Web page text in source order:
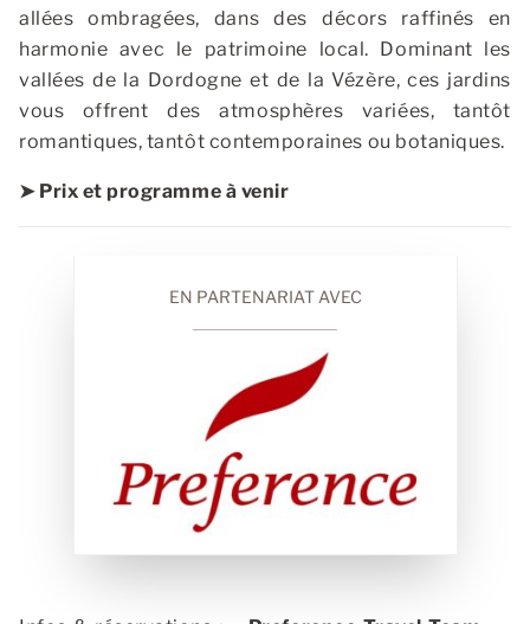
allées ombragées, dans des décors raffinés en
harmonie avec le patrimoine local. Dominant les
vallées de la Dordogne et de la Vézère, ces jardins
vous offrent des atmosphères variées, tantôt
romantiques, tantôt contemporaines ou botaniques.
➤ Prix et programme à venir
EN PARTENARIAT AVEC